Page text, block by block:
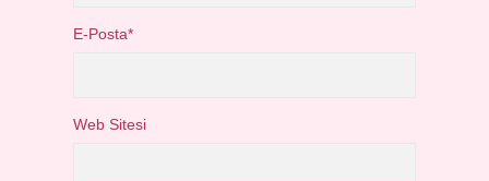
E-Posta*
Web Sitesi